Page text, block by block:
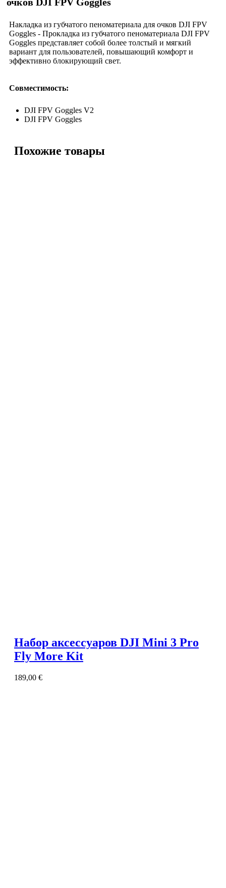
очков DJI FPV Goggles
Накладка из губчатого пеноматериала для очков DJI FPV
Goggles - Прокладка из губчатого пеноматериала DJI FPV
Goggles представляет собой более толстый и мягкий
вариант для пользователей, повышающий комфорт и
эффективно блокирующий свет.
Совместимость:
DJI FPV Goggles V2
DJI FPV Goggles
Похожие товары
Набор аксессуаров DJI Mini 3 Pro
Fly More Kit
189,00 €